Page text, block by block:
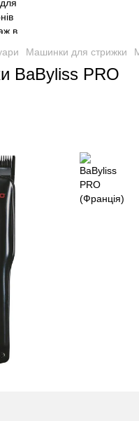
Машинки для стрижки
BaByliss PRO